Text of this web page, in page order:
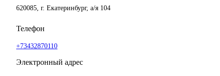
620085, г. Екатеринбург, а/я 104
Телефон
+73432870110
Электронный адрес